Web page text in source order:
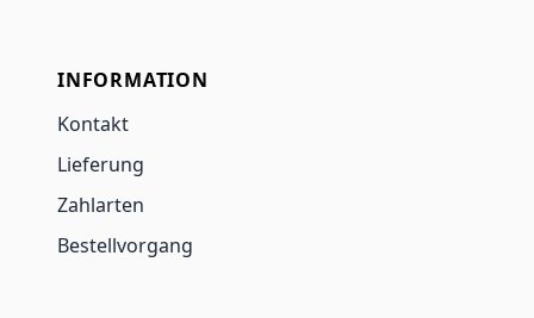
INFORMATION
Kontakt
Lieferung
Zahlarten
Bestellvorgang